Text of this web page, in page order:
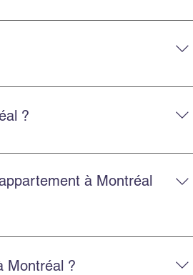
et fiable.
sécurisé et la location
?
prix et un service fiable.
à Montréal
avec un service adapté et
Montréal ?